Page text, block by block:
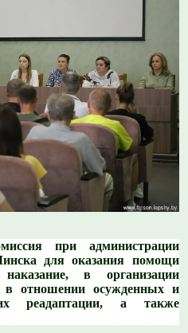
при администрации
для оказания помощи
в организации
в отношении осужденных и
реадаптации, а также